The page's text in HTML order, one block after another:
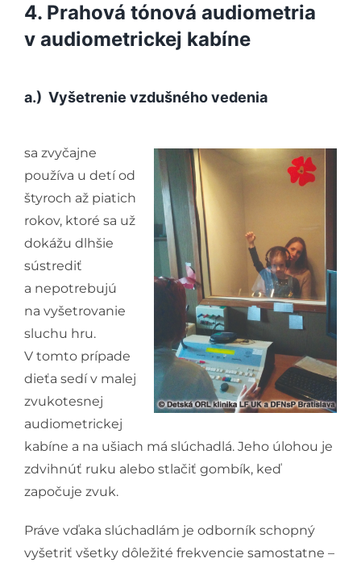
4. Prahová tónová audiometria
v audiometrickej kabíne
a.) Vyšetrenie vzdušného vedenia
sa zvyčajne
používa u detí od
štyroch až piatich
rokov, ktoré sa už
dokážu dlhšie
sústrediť
a nepotrebujú
na vyšetrovanie
sluchu hru.
V tomto prípade
dieťa sedí v malej
zvukotesnej
audiometrickej
kabíne a na ušiach má slúchadlá. Jeho úlohou je
zdvihnúť ruku alebo stlačiť gombík, keď
započuje zvuk.
Práve vďaka slúchadlám je odborník schopný
vyšetriť všetky dôležité frekvencie samostatne –